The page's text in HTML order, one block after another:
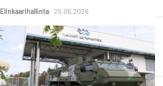
Elinkaarihallinta 25.06.2026